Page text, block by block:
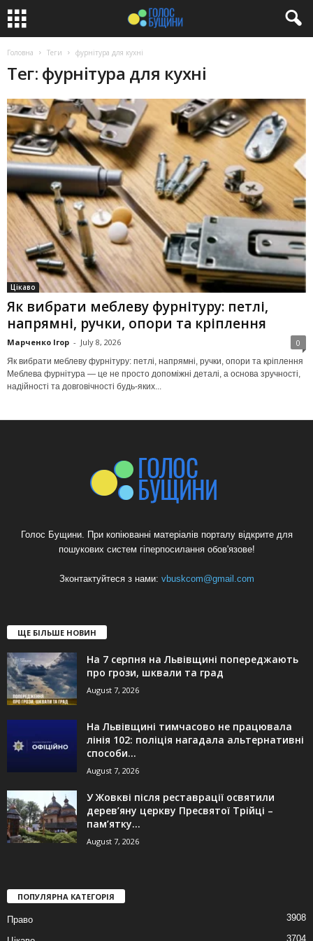
Головна Теги фурнітура для кухні
Тег: фурнітура для кухні
Цікаво
Як вибрати меблеву фурнітуру: петлі,
напрямні, ручки, опори та кріплення
Марченко Ігор - July 8, 2026 0
Як вибрати меблеву фурнітуру: петлі, напрямні, ручки, опори та кріплення
Меблева фурнітура — це не просто допоміжні деталі, а основа зручності,
надійності та довговічності будь-яких...
Голос Бущини. При копіюванні матеріалів порталу відкрите для
пошукових систем гіперпосилання обов'язове!
Зконтактуйтеся з нами: vbuskcom@gmail.com
ЩЕ БІЛЬШЕ НОВИН
На 7 серпня на Львівщині попереджають
про грози, шквали та град
August 7, 2026
На Львівщині тимчасово не працювала
лінія 102: поліція нагадала альтернативні
способи...
August 7, 2026
У Жовкві після реставрації освятили
дерев’яну церкву Пресвятої Трійці –
пам’ятку...
August 7, 2026
ПОПУЛЯРНА КАТЕГОРІЯ
Право 3908
3704